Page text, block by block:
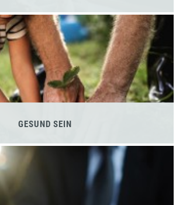
GESUND SEIN